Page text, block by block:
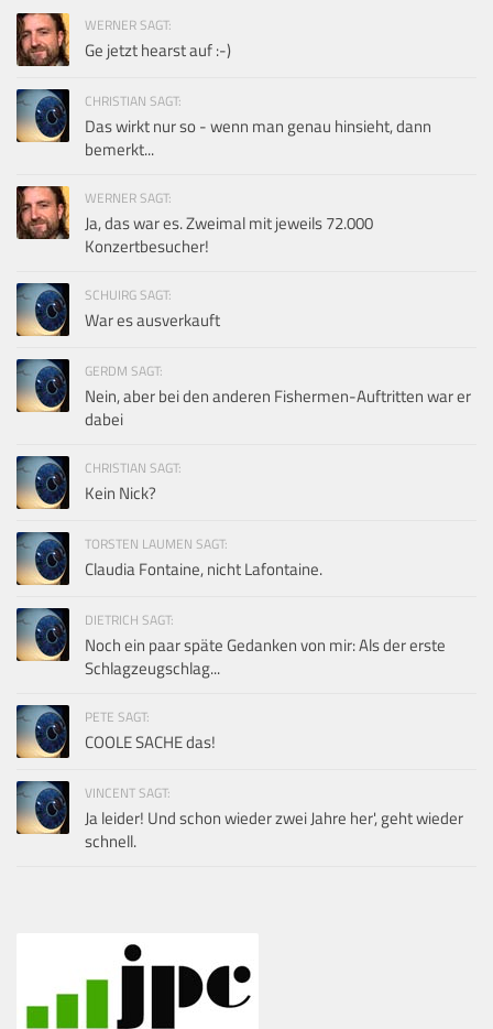
WERNER SAGT:
Ge jetzt hearst auf :-)
CHRISTIAN SAGT:
Das wirkt nur so - wenn man genau hinsieht, dann
bemerkt...
WERNER SAGT:
Ja, das war es. Zweimal mit jeweils 72.000
Konzertbesucher!
SCHUIRG SAGT:
War es ausverkauft
GERDM SAGT:
Nein, aber bei den anderen Fishermen-Auftritten war er
dabei
CHRISTIAN SAGT:
Kein Nick?
TORSTEN LAUMEN SAGT:
Claudia Fontaine, nicht Lafontaine.
DIETRICH SAGT:
Noch ein paar späte Gedanken von mir: Als der erste
Schlagzeugschlag...
PETE SAGT:
COOLE SACHE das!
VINCENT SAGT:
Ja leider! Und schon wieder zwei Jahre her', geht wieder
schnell.